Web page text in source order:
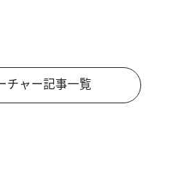
チャー記事一覧